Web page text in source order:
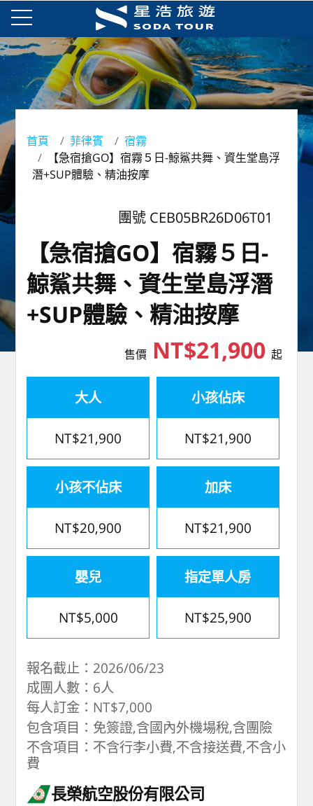
首頁 菲律賓
宿霧
【急宿搶GO】宿霧５日-鯨鯊共舞、資生堂島浮
潛+SUP體驗、精油按摩
團號 CEB05BR26D06T01
【急宿搶GO】宿霧５日-
鯨鯊共舞、資生堂島浮潛
+SUP體驗、精油按摩
售價NT$21,900 起
大人
NT$21,900
小孩佔床
NT$21,900
小孩不佔床
NT$20,900
加床
NT$21,900
嬰兒
NT$5,000
指定單人房
NT$25,900
報名截止：2026/06/23
成團人數：6人
每人訂金：NT$7,000
包含項目：免簽證,含國內外機場稅,含團險
不含項目：不含行李小費,不含接送費,不含小
費
長榮航空股份有限公司